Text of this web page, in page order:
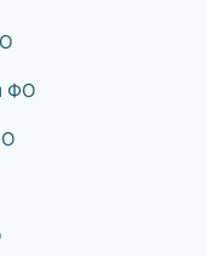
ФО